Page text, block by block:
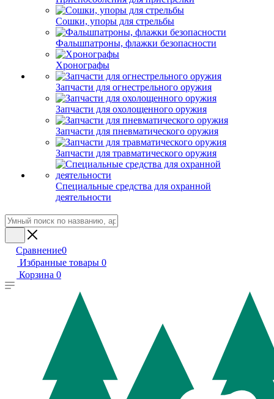
Сошки, упоры для стрельбы
Фальшпатроны, флажки безопасности
Хронографы
Запчасти для огнестрельного оружия
Запчасти для охолощенного оружия
Запчасти для пневматического оружия
Запчасти для травматического оружия
Специальные средства для охранной
деятельности
Сравнение0
Избранные товары 0
Корзина 0